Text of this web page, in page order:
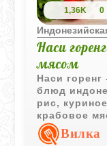
1,36K 0
Наси
мясом
Наси
блюд
рис,
крабовое
вкусов,
для Вилка